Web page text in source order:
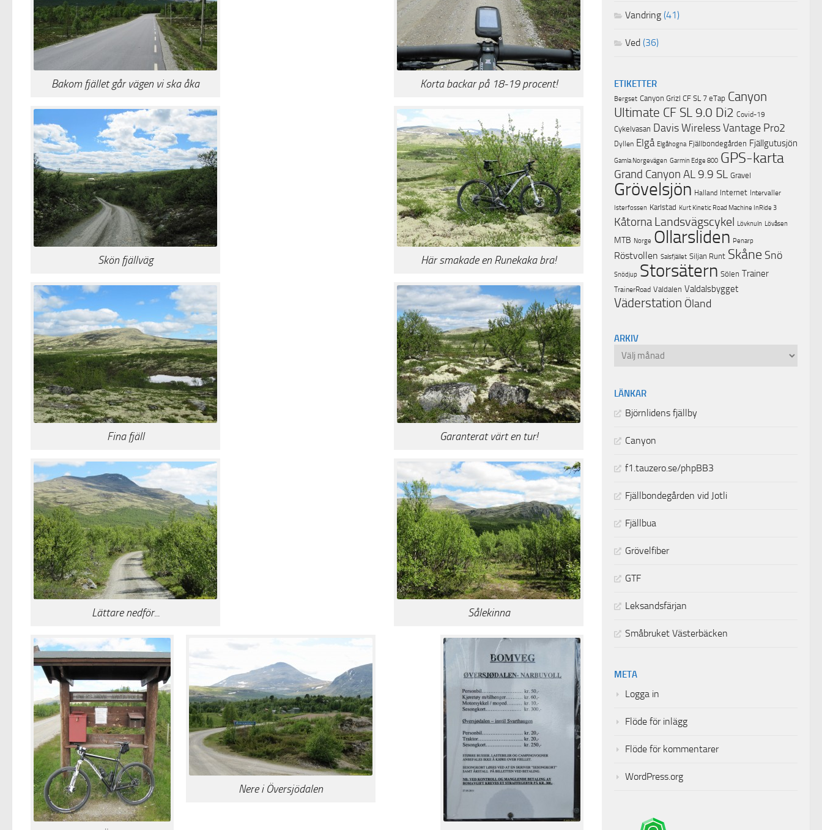
Bakom fjället går vägen vi ska åka Korta backar på 18-19 procent!
Skön fjällväg Här smakade en Runekaka bra!
Fina fjäll Garanterat värt en tur!
Lättare nedför... Sålekinna
Nere i Översjödalen
Vandring (41)
Ved (36)
ETIKETTER
Bergset Canyon Grizl CF SL 7 eTap Canyon
Ultimate CF SL 9.0 Di2 Covid-19
Cykelvasan Davis Wireless Vantage Pro2
Dyllen Elgå Elgåhogna Fjällbondegården Fjällgutusjön
Gamla Norgevägen Garmin Edge 800 GPS-karta
Grand Canyon AL 9.9 SL Gravel
Grövelsjön Halland Internet Intervaller
Isterfossen Karlstad Kurt Kinetic Road Machine InRide 3
Kåtorna Landsvägscykel Lövknuln Lövåsen
MTB Norge Ollarsliden Penarp
Röstvollen Salsfjället Siljan Runt Skåne Snö
Snödjup Storsätern Sölen Trainer
TrainerRoad Valdalen Valdalsbygget
Väderstation Öland
ARKIV
Arkiv
LÄNKAR
Björnlidens fjällby
Canyon
f1.tauzero.se/phpBB3
Fjällbondegården vid Jotli
Fjällbua
Grövelfiber
GTF
Leksandsfärjan
Småbruket Västerbäcken
META
Logga in
Flöde för inlägg
Flöde för kommentarer
WordPress.org